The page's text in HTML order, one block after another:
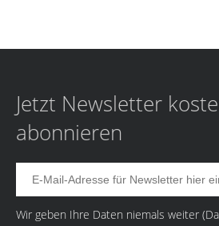
Jetzt Newsletter
abonnieren
Wir geben Ihre Daten niemals weiter (